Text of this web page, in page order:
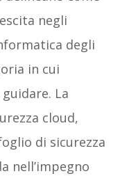
negli
degli
in cui
La
cloud,
di sicurezza
nell’impegno